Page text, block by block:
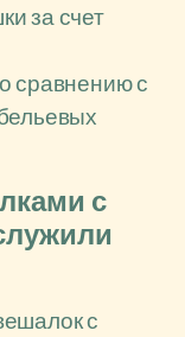
за счет
сравнению с
с
с